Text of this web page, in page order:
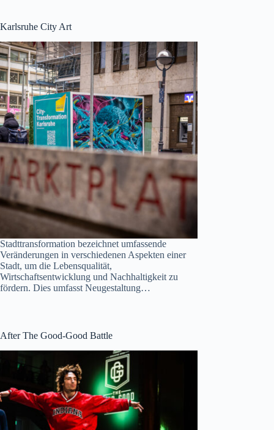
Karlsruhe City Art
Stadttransformation bezeichnet umfassende
Veränderungen in verschiedenen Aspekten einer
Stadt, um die Lebensqualität,
Wirtschaftsentwicklung und Nachhaltigkeit zu
fördern. Dies umfasst Neugestaltung…
After The Good-Good Battle